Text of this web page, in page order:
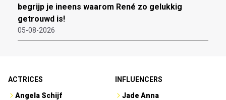
begrijp je ineens waarom René zo gelukkig
getrouwd is!
05-08-2026
ACTRICES
Angela Schijf
INFLUENCERS
Jade Anna